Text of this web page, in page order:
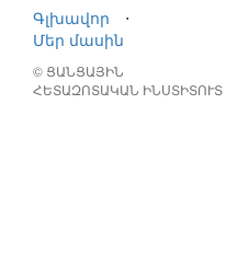
Գլխավոր
⋅
Մեր մասին
© ՑԱՆՑԱՅԻՆ
ՀԵՏԱԶՈՏԱԿԱՆ ԻՆՍՏԻՏՈՒՏ